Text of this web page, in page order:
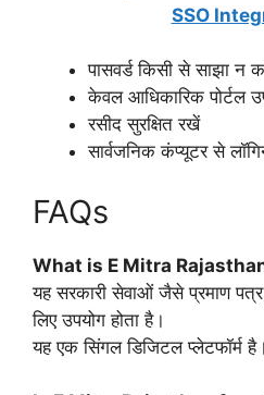
SSO
पासवर्ड किसी से साझा न
केवल आधिकारिक पोर्टल
रसीद सुरक्षित रखें
सार्वजनिक कंप्यूटर से
FAQs
What is E Mitra
यह सरकारी सेवाओं जैसे प्रमाण
लिए उपयोग होता है।
यह एक सिंगल डिजिटल प्लेटफॉर्म है।